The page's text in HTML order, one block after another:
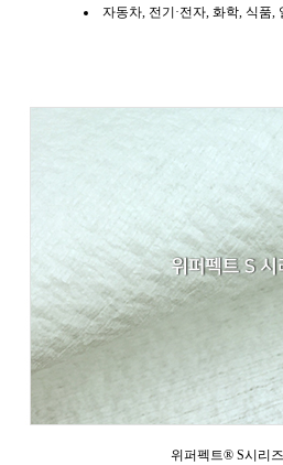
자동차, 전기·전자, 화학, 식품
위퍼펙트® S시리